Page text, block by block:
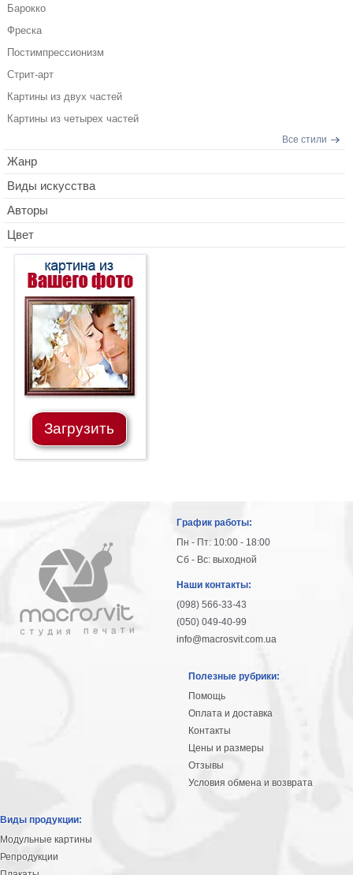
Барокко
Фреска
Постимпрессионизм
Стрит-арт
Картины из двух частей
Картины из четырех частей
Все стили
Жанр
Виды искусства
Авторы
Цвет
Загрузить
График работы:
Пн - Пт: 10:00 - 18:00
Сб - Вс: выходной
Наши контакты:
(098) 566-33-43
(050) 049-40-99
info@macrosvit.com.ua
Полезные рубрики:
Помощь
Оплата и доставка
Контакты
Цены и размеры
Отзывы
Условия обмена и возврата
Виды продукции:
Модульные картины
Репродукции